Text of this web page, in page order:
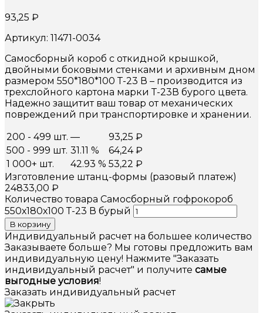
93,25 ₽
Артикул: 11471-0034
Самосборный короб с откидной крышкой,
двойными боковыми стенками и архивным дном
размером 550*180*100 Т-23 В – производится из
трехслойного картона марки Т-23В бурого цвета.
Надежно защитит ваш товар от механических
повреждений при транспортировке и хранении.
200 - 499 шт. — 93,25 ₽
500 - 999 шт. 31.11 % 64,24₽
1 000+ шт.
42.93 % 53,22 ₽
Изготовление штанц-формы (разовый платеж)
24833,00 ₽
Количество товара Самосборный гофрокороб
550х180х100 Т-23 В бурый
В корзину
Индивидуальный расчет на большее количество
Заказываете больше? Мы готовы предложить вам
индивидуальную цену! Нажмите "Заказать
индивидуальный расчет" и получите самые
выгодные условия!
Заказать индивидуальный расчет